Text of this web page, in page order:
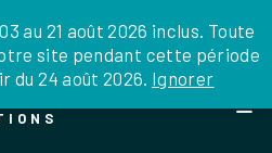
au 21 août 2026 inclus. Toute
site pendant cette période
24 août 2026. Ignorer
SOUTENIR
LA FRANCE
L’INTERNATIONAL
TANT QU’ORGANISATION
0 ARTICLE